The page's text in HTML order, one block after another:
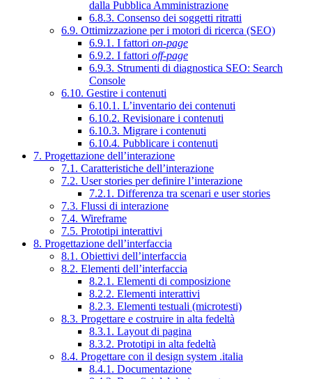
dalla Pubblica Amministrazione
6.8.3. Consenso dei soggetti ritratti
6.9. Ottimizzazione per i motori di ricerca (SEO)
6.9.1. I fattori on-page
6.9.2. I fattori off-page
6.9.3. Strumenti di diagnostica SEO: Search
Console
6.10. Gestire i contenuti
6.10.1. L’inventario dei contenuti
6.10.2. Revisionare i contenuti
6.10.3. Migrare i contenuti
6.10.4. Pubblicare i contenuti
7. Progettazione dell’interazione
7.1. Caratteristiche dell’interazione
7.2. User stories per definire l’interazione
7.2.1. Differenza tra scenari e user stories
7.3. Flussi di interazione
7.4. Wireframe
7.5. Prototipi interattivi
8. Progettazione dell’interfaccia
8.1. Obiettivi dell’interfaccia
8.2. Elementi dell’interfaccia
8.2.1. Elementi di composizione
8.2.2. Elementi interattivi
8.2.3. Elementi testuali (microtesti)
8.3. Progettare e costruire in alta fedeltà
8.3.1. Layout di pagina
8.3.2. Prototipi in alta fedeltà
8.4. Progettare con il design system .italia
8.4.1. Documentazione